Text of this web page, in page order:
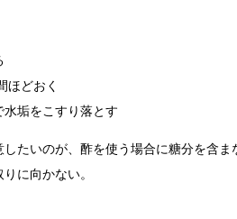
ほどおく
垢をこすり落とす
たいのが、酢を使う場合に糖分を含
に向かない。